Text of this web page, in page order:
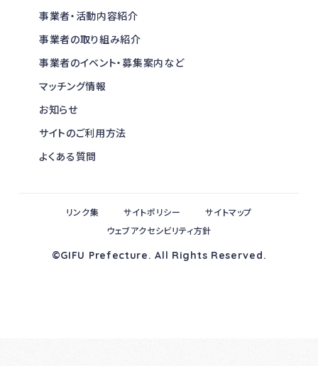
事業者・活動内容紹介
事業者の取り組み紹介
事業者のイベント・募集案内など
マッチング情報
お知らせ
サイトのご利用方法
よくある質問
©GIFU Prefecture. All Rights Reserved.
リンク集 サイトポリシー
サイトマップ
ウェブアクセシビリティ方針